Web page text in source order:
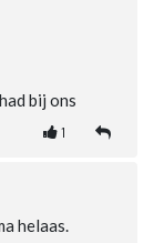
bij ons
1
helaas.